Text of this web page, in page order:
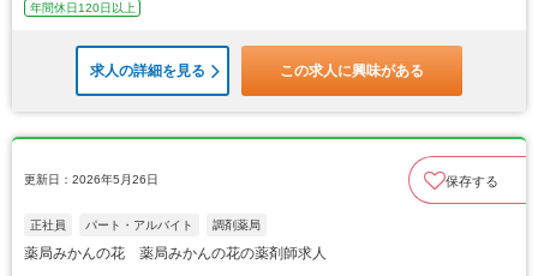
年間休日120日以上
求人の詳細を見る この求人に興味がある
更新日：2026年5月26日 保存する
正社員 パート・アルバイト 調剤薬局
薬局みかんの花 薬局みかんの花の薬剤師求人